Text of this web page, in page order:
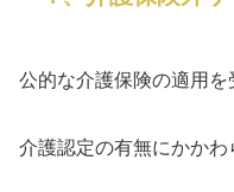
公的な介護保険の適用を
介護認定の有無にかかわ